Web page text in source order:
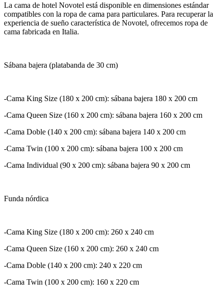
La cama de hotel Novotel está disponible en dimensiones estándar
compatibles con la ropa de cama para particulares. Para recuperar la
experiencia de sueño característica de Novotel, ofrecemos ropa de
cama fabricada en Italia.
Sábana bajera (platabanda de 30 cm)
-Cama King Size (180 x 200 cm): sábana bajera 180 x 200 cm
-Cama Queen Size (160 x 200 cm): sábana bajera 160 x 200 cm
-Cama Doble (140 x 200 cm): sábana bajera 140 x 200 cm
-Cama Twin (100 x 200 cm): sábana bajera 100 x 200 cm
-Cama Individual (90 x 200 cm): sábana bajera 90 x 200 cm
Funda nórdica
-Cama King Size (180 x 200 cm): 260 x 240 cm
-Cama Queen Size (160 x 200 cm): 260 x 240 cm
-Cama Doble (140 x 200 cm): 240 x 220 cm
-Cama Twin (100 x 200 cm): 160 x 220 cm